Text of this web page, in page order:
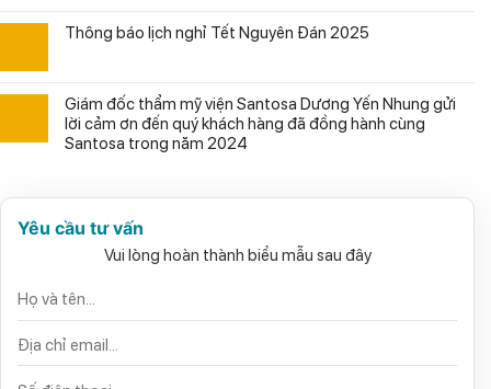
Thông báo lịch nghỉ Tết Nguyên Đán 2025
Giám đốc thẩm mỹ viện Santosa Dương Yến Nhung gửi
lời cảm ơn đến quý khách hàng đã đồng hành cùng
Santosa trong năm 2024
Yêu cầu tư vấn
Vui lòng hoàn thành biểu mẫu sau đây